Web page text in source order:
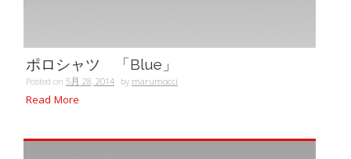
ポロシャツ 「Blue」
Posted on 5月 28, 2014 bymarumocci
Read More